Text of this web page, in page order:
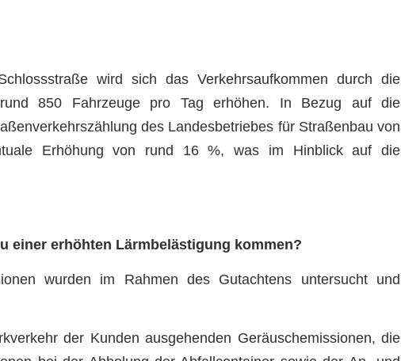
wird sich das Verkehrsaufkommen durch die
850 Fahrzeuge pro Tag erhöhen. In Bezug auf die
des Landesbetriebes für Straßenbau von
Erhöhung von rund 16 %, was im Hinblick auf die
einer erhöhten Lärmbelästigung kommen?
wurden im Rahmen des Gutachtens untersucht und
der Kunden ausgehenden Geräuschemissionen, die